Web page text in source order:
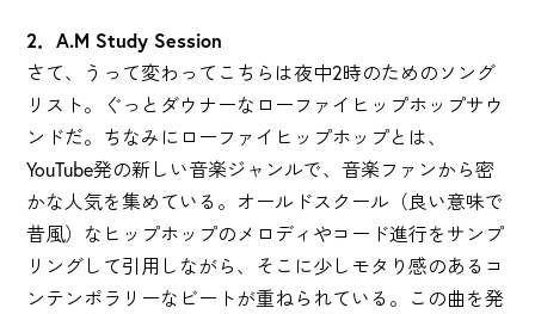
2．A.M Study Session
さて、うって変わってこちらは夜中2時のためのソング
リスト。ぐっとダウナーなローファイヒップホップサウ
ンドだ。ちなみにローファイヒップホップとは、
YouTube発の新しい音楽ジャンルで、音楽ファンから密
かな人気を集めている。オールドスクール（良い意味で
昔風）なヒップホップのメロディやコード進行をサンプ
リングして引用しながら、そこに少しモタり感のあるコ
ンテンポラリーなビートが重ねられている。この曲を発